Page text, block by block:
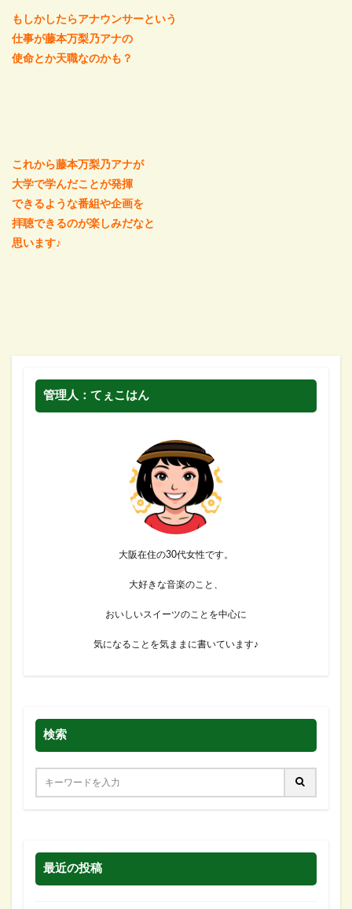
もしかしたらアナウンサーという
仕事が藤本万梨乃アナの
使命とか天職なのかも？
これから藤本万梨乃アナが
大学で学んだことが発揮
できるような番組や企画を
拝聴できるのが楽しみだなと
思います♪
管理人：てぇこはん
大阪在住の30代女性です。
大好きな音楽のこと、
おいしいスイーツのことを中心に
気になることを気ままに書いています♪
検索
最近の投稿